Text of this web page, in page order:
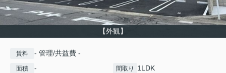
【外観】
賃料 - 管理/共益費 -
面積 - 間取り 1LDK